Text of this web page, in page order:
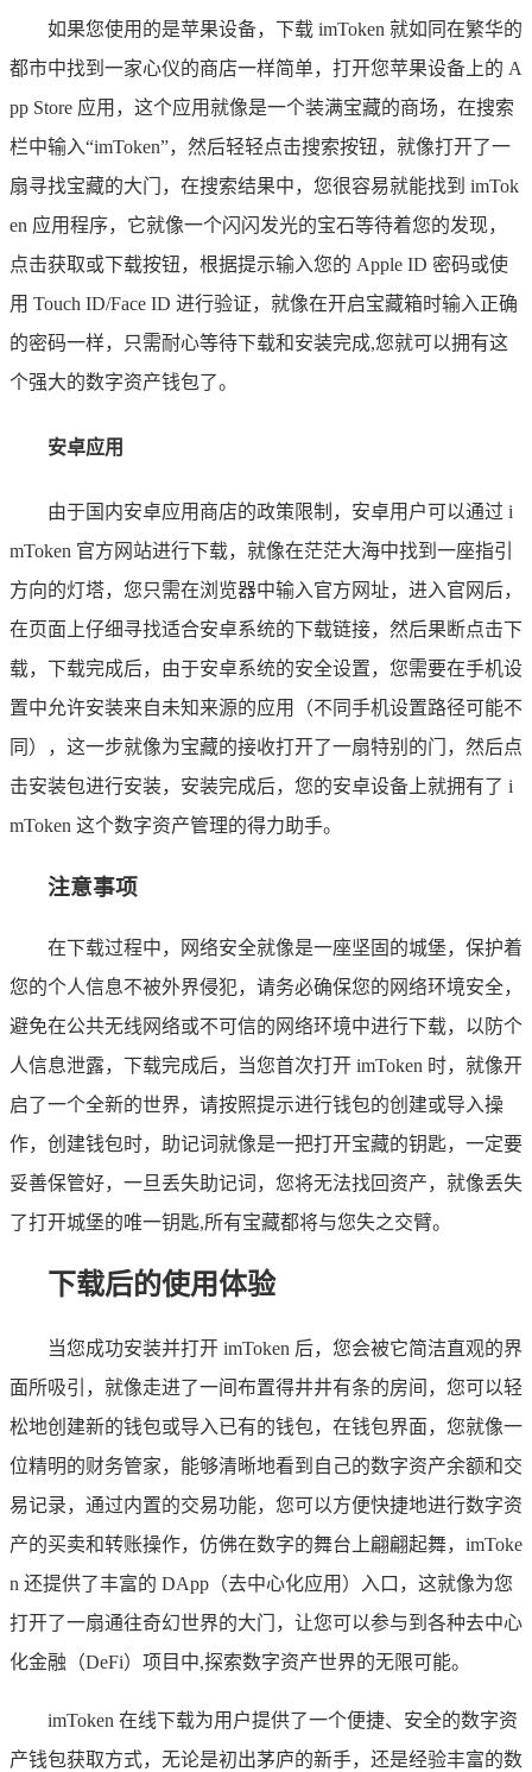
如果您使用的是苹果设备，下载 imToken 就如同在繁华的
都市中找到一家心仪的商店一样简单，打开您苹果设备上的 A
pp Store 应用，这个应用就像是一个装满宝藏的商场，在搜索
栏中输入“imToken”，然后轻轻点击搜索按钮，就像打开了一
扇寻找宝藏的大门，在搜索结果中，您很容易就能找到 imTok
en 应用程序，它就像一个闪闪发光的宝石等待着您的发现，
点击获取或下载按钮，根据提示输入您的 Apple ID 密码或使
用 Touch ID/Face ID 进行验证，就像在开启宝藏箱时输入正确
的密码一样，只需耐心等待下载和安装完成,您就可以拥有这
个强大的数字资产钱包了。
安卓应用
由于国内安卓应用商店的政策限制，安卓用户可以通过 i
mToken 官方网站进行下载，就像在茫茫大海中找到一座指引
方向的灯塔，您只需在浏览器中输入官方网址，进入官网后，
在页面上仔细寻找适合安卓系统的下载链接，然后果断点击下
载，下载完成后，由于安卓系统的安全设置，您需要在手机设
置中允许安装来自未知来源的应用（不同手机设置路径可能不
同），这一步就像为宝藏的接收打开了一扇特别的门，然后点
击安装包进行安装，安装完成后，您的安卓设备上就拥有了 i
mToken 这个数字资产管理的得力助手。
注意事项
在下载过程中，网络安全就像是一座坚固的城堡，保护着
您的个人信息不被外界侵犯，请务必确保您的网络环境安全，
避免在公共无线网络或不可信的网络环境中进行下载，以防个
人信息泄露，下载完成后，当您首次打开 imToken 时，就像开
启了一个全新的世界，请按照提示进行钱包的创建或导入操
作，创建钱包时，助记词就像是一把打开宝藏的钥匙，一定要
妥善保管好，一旦丢失助记词，您将无法找回资产，就像丢失
了打开城堡的唯一钥匙,所有宝藏都将与您失之交臂。
下载后的使用体验
当您成功安装并打开 imToken 后，您会被它简洁直观的界
面所吸引，就像走进了一间布置得井井有条的房间，您可以轻
松地创建新的钱包或导入已有的钱包，在钱包界面，您就像一
位精明的财务管家，能够清晰地看到自己的数字资产余额和交
易记录，通过内置的交易功能，您可以方便快捷地进行数字资
产的买卖和转账操作，仿佛在数字的舞台上翩翩起舞，imToke
n 还提供了丰富的 DApp（去中心化应用）入口，这就像为您
打开了一扇通往奇幻世界的大门，让您可以参与到各种去中心
化金融（DeFi）项目中,探索数字资产世界的无限可能。
imToken 在线下载为用户提供了一个便捷、安全的数字资
产钱包获取方式，无论是初出茅庐的新手，还是经验丰富的数